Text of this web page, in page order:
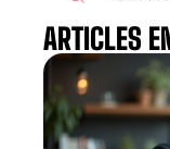
ARTICLES